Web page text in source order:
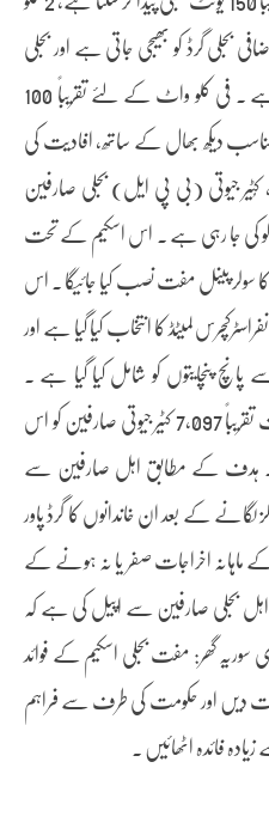
واٹ مزید اضافی بجلی گرڈ کو بھیجی جاتی ہے اور بجلی
کے بل کے لئے ایڈجسٹ کی جاتی ہے ۔ فی کلو واٹ کے لئے تقریباً 100
دیکھ بھال کے ساتھ، افادیت کی
برآں، کُٹیر جیوتی (بی پی ایل) بجلی صارفین
کی جا رہی ہے ۔ اس اسکیم کے تحت
پر 1.1 کلو واٹ کا سولر پینل مفت نصب کیا جائیگا ۔ اس
لمیٹڈ کا انتخاب کیا گیا ہے اور
پنچایتوں کو شامل کیا گیا ہے ۔
روہتاس ضلع میں پہلے مرحلے کے تحت تقریباً 7,097 کٹیر جیوتی صارفین کو اس
۔ ہدف کے مطابق اہل صارفین سے
کے بعد ان خاندانوں کا گرڈ پاور
کے ماہانہ اخراجات صفر یا نہ ہونے کے
اہل بجلی صارفین سے اپیل کی ہے کہ
گھر: مفت بجلی اسکیم کے فوائد
اور حکومت کی طرف سے فراہم
فائدہ اٹھائیں ۔